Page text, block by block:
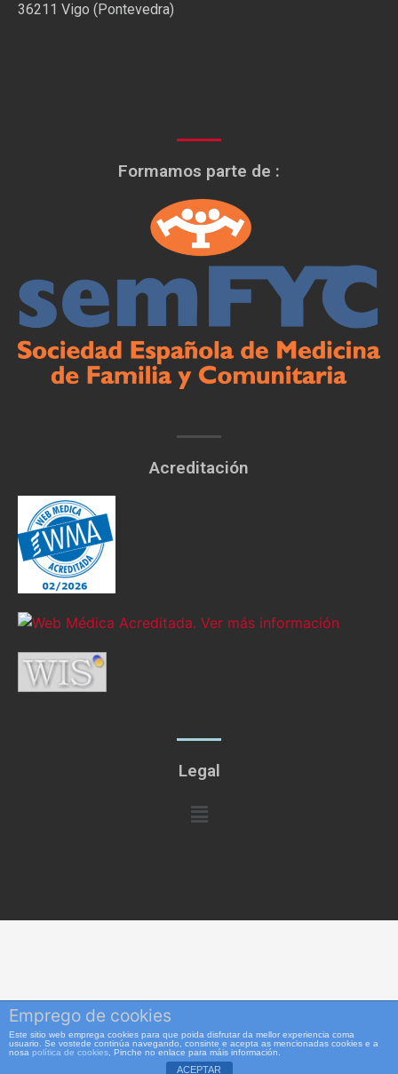
36211 Vigo (Pontevedra)
Formamos parte de :
Acreditación
Legal
Menú
Emprego de cookies
Este sitio web emprega cookies para que poida disfrutar da mellor experiencia coma
usuario. Se vostede continúa navegando, consinte e acepta as mencionadas cookies e a
nosa política de cookies , Pinche no enlace para máis información.
ACEPTAR